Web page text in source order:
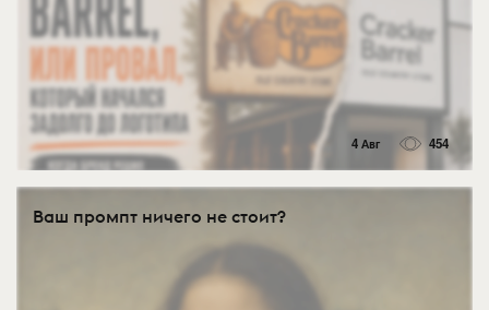
4 Авг 454
Ваш промпт ничего не стоит?